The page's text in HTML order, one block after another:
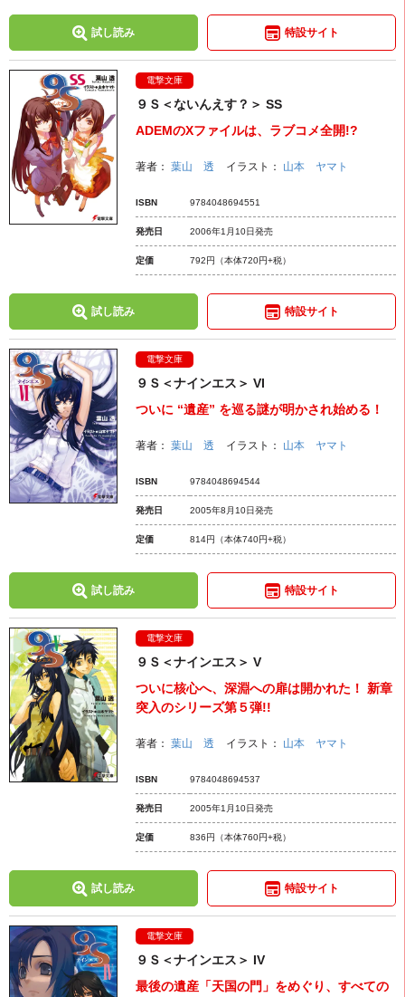
試し読み 特設サイト
電撃文庫
９Ｓ＜ないんえす？＞ SS
ADEMのXファイルは、ラブコメ全開!?
著者： 葉山 透 イラスト： 山本 ヤマト
ISBN 9784048694551
発売日 2006年1月10日発売
定価 792円 （本体720円+税）
試し読み 特設サイト
電撃文庫
９Ｓ＜ナインエス＞ VI
ついに “遺産” を巡る謎が明かされ始める！
著者： 葉山 透 イラスト： 山本 ヤマト
ISBN 9784048694544
発売日 2005年8月10日発売
定価 814円 （本体740円+税）
試し読み 特設サイト
電撃文庫
９Ｓ＜ナインエス＞ V
ついに核心へ、深淵への扉は開かれた！ 新章
突入のシリーズ第５弾!!
著者： 葉山 透 イラスト： 山本 ヤマト
ISBN 9784048694537
発売日 2005年1月10日発売
定価 836円 （本体760円+税）
試し読み 特設サイト
電撃文庫
９Ｓ＜ナインエス＞ IV
最後の遺産「天国の門」をめぐり、すべての